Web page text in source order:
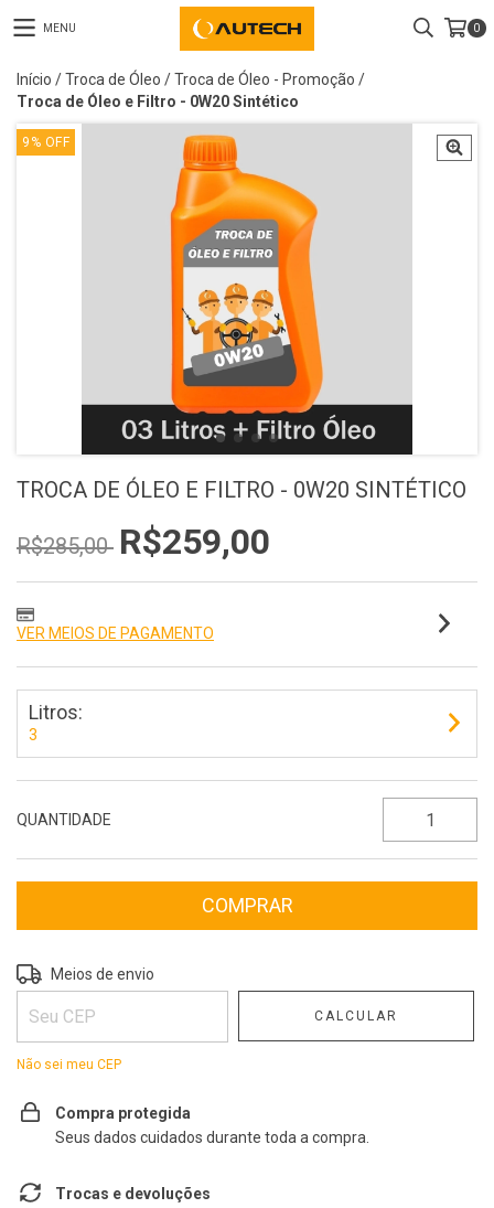
MENU 0
Início /Troca de Óleo /Troca de Óleo - Promoção /
Troca de Óleo e Filtro - 0W20 Sintético
9 % OFF
TROCA DE ÓLEO E FILTRO - 0W20 SINTÉTICO
R$285,00 R$259,00
VER MEIOS DE PAGAMENTO
Litros:
3
QUANTIDADE
Entregas para o CEP:
Meios de envio
CALCULAR
Não sei meu CEP
Compra protegida
Seus dados cuidados durante toda a compra.
Trocas e devoluções